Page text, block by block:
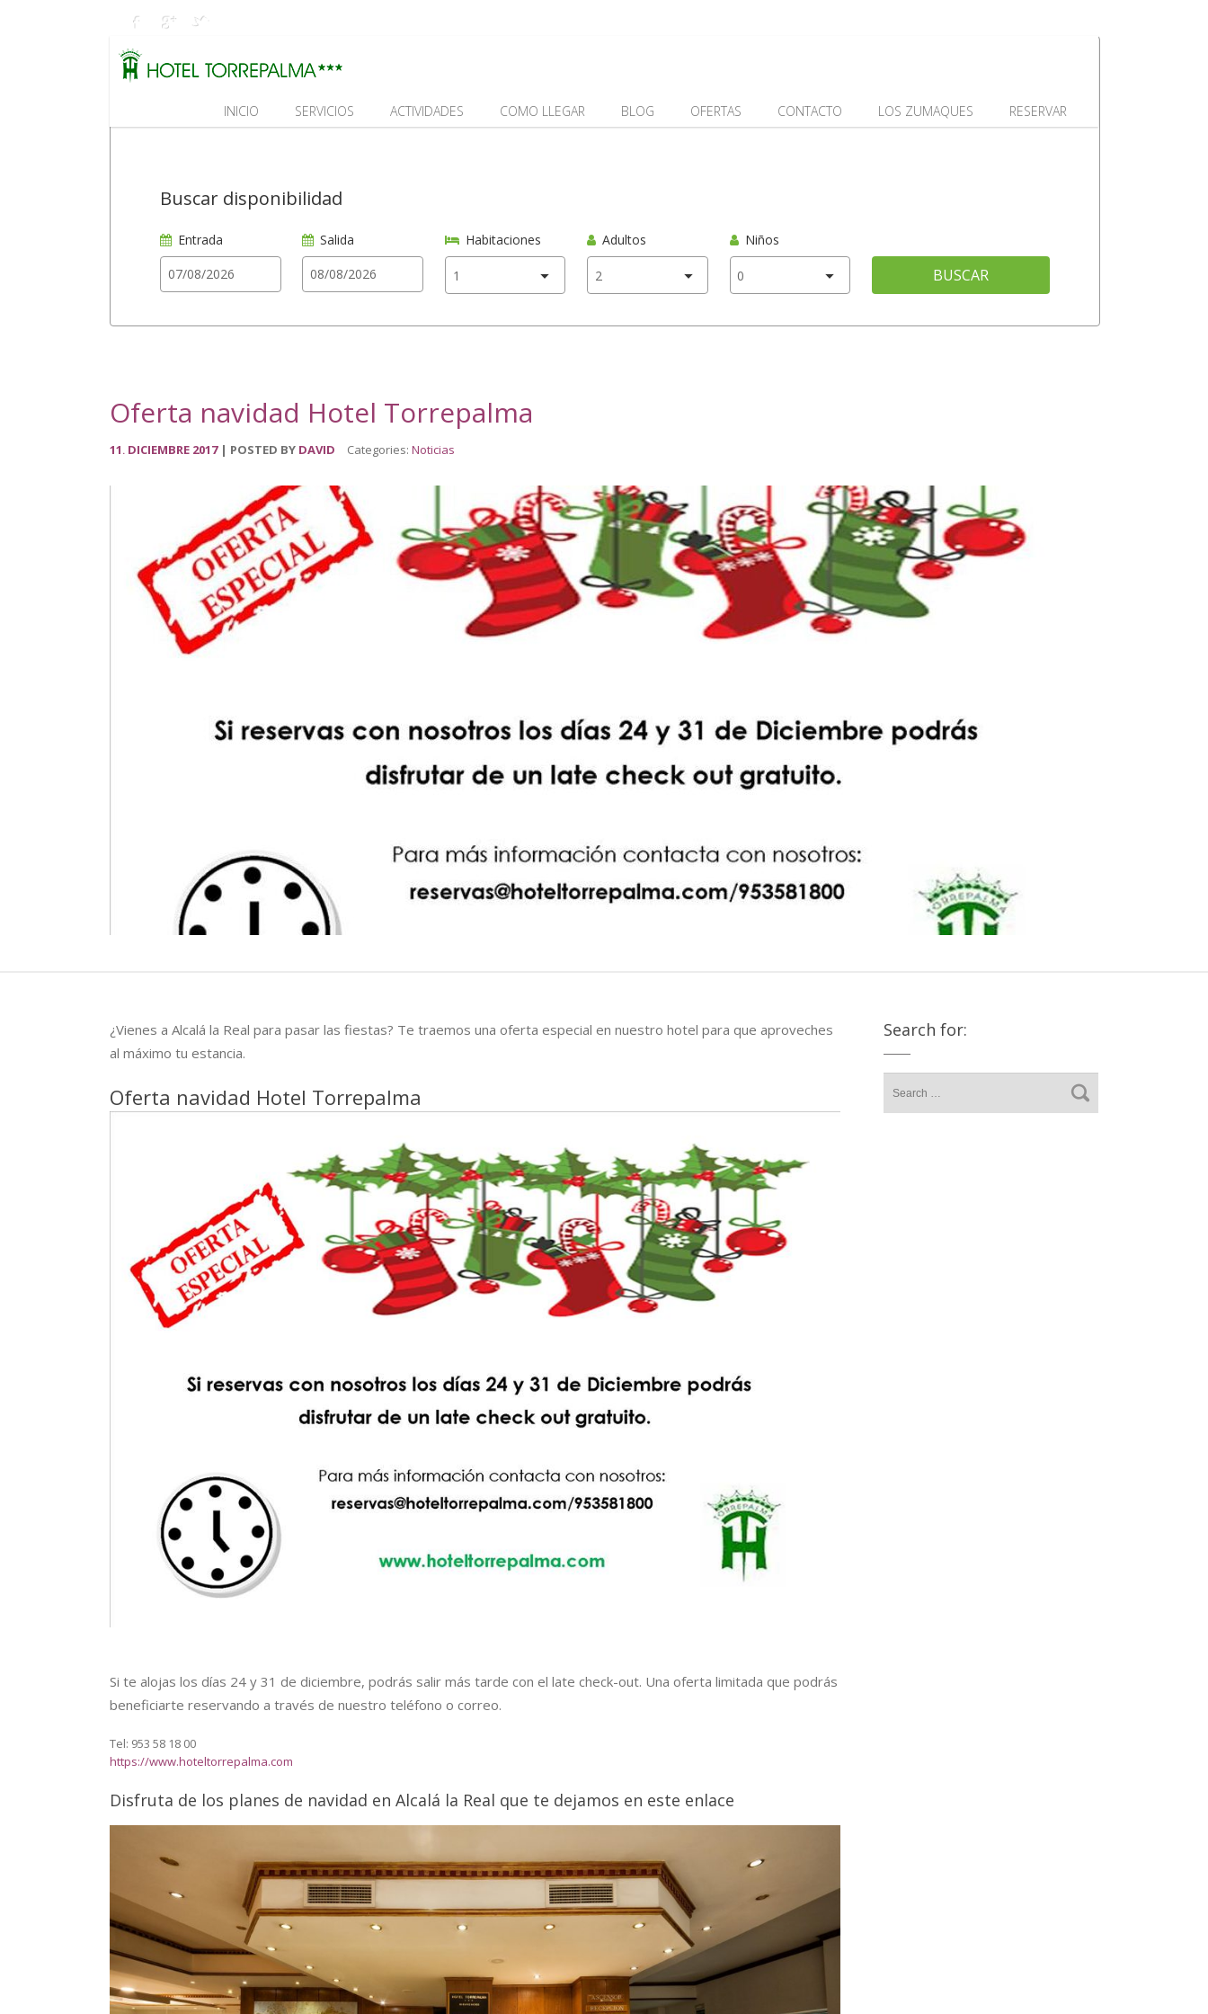
INICIO SERVICIOS ACTIVIDADES COMO LLEGAR BLOG OFERTAS CONTACTO LOS ZUMAQUES RESERVAR
Buscar disponibilidad
Entrada Salida Habitaciones Adultos Niños
BUSCAR
Oferta navidad Hotel Torrepalma
11 . DICIEMBRE 2017 POSTED BY DAVID Categories: Noticias
¿Vienes a Alcalá la Real para pasar las fiestas? Te traemos una oferta especial en nuestro hotel para que aproveches
al máximo tu estancia.
Oferta navidad Hotel Torrepalma
Si te alojas los días 24 y 31 de diciembre, podrás salir más tarde con el late check-out. Una oferta limitada que podrás
beneficiarte reservando a través de nuestro teléfono o correo.
Tel: 953 58 18 00
https://www.hoteltorrepalma.com
Disfruta de los planes de navidad en Alcalá la Real que te dejamos en este enlace
Search for: